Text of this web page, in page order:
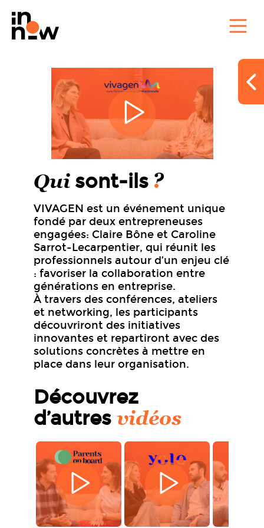
Qui sont-ils
VIVAGEN est un événement unique
fondé par deux entrepreneuses
engagées: Claire Bône et Caroline
Sarrot-Lecarpentier, qui réunit les
professionnels autour d’un enjeu clé
: favoriser la collaboration entre
générations en entreprise.
À travers des conférences, ateliers
et networking, les participants
découvriront des initiatives
innovantes et repartiront avec des
solutions concrètes à mettre en
place dans leur organisation.
Découvrez
d’autres vidéos